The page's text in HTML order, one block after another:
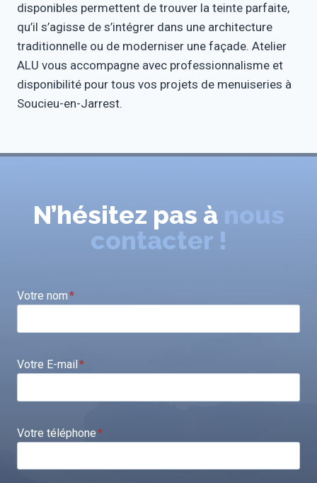
disponibles permettent de trouver la teinte parfaite,
qu’il s’agisse de s’intégrer dans une architecture
traditionnelle ou de moderniser une façade. Atelier
ALU vous accompagne avec professionnalisme et
disponibilité pour tous vos projets de menuiseries à
Soucieu-en-Jarrest.
N’hésitez pas à nous
contacter !
Votre nom*
Votre E-mail*
Votre téléphone*